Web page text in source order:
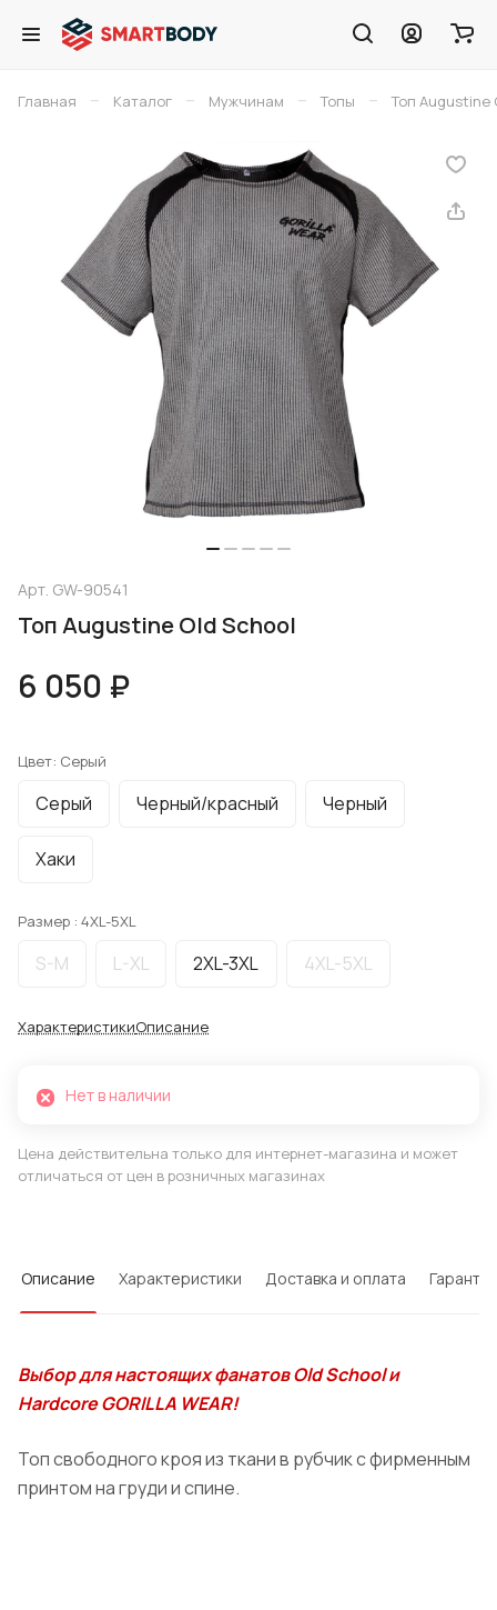
Главная – Каталог – Мужчинам – Топы – Топ Augustine
Арт. GW-90541
Топ Augustine Old School
6 050 ₽
Цвет: Серый
Серый Черный/красный Черный
Хаки
Размер : 4XL-5XL
S-M L-XL 2XL-3XL 4XL-5XL
ХарактеристикиОписание
Нет в наличии
Цена действительна только для интернет-магазина и может
отличаться от цен в розничных магазинах
Описание Характеристики Доставка и оплата
Выбор для настоящих фанатов Old School и
Hardcore GORILLA WEAR!
Топ свободного кроя из ткани в рубчик с фирменным
принтом на груди и спине.